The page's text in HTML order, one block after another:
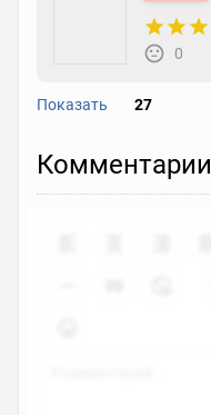
0
Показать 27
ova 2008
Комментарии